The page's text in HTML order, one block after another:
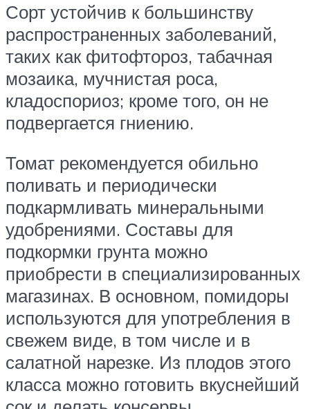
Сорт устойчив к большинству
распространенных заболеваний,
таких как фитофтороз, табачная
мозаика, мучнистая роса,
кладоспориоз; кроме того, он не
подвергается гниению.
Томат рекомендуется обильно
поливать и периодически
подкармливать минеральными
удобрениями. Составы для
подкормки грунта можно
приобрести в специализированных
магазинах. В основном, помидоры
используются для употребления в
свежем виде, в том числе и в
салатной нарезке. Из плодов этого
класса можно готовить вкуснейший